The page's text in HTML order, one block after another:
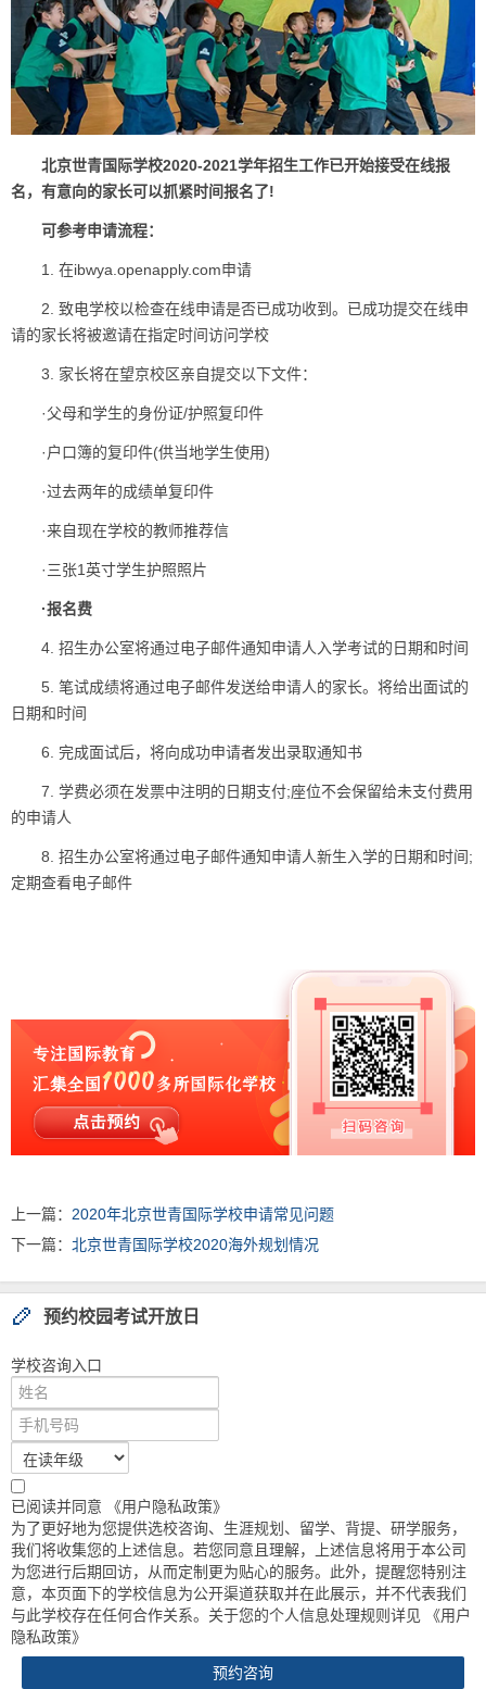
北京世青国际学校2020-2021学年招生工作已开始接受在线报
名，有意向的家长可以抓紧时间报名了!
可参考申请流程：
1. 在ibwya.openapply.com申请
2. 致电学校以检查在线申请是否已成功收到。已成功提交在线申
请的家长将被邀请在指定时间访问学校
3. 家长将在望京校区亲自提交以下文件：
·父母和学生的身份证/护照复印件
·户口簿的复印件(供当地学生使用)
·过去两年的成绩单复印件
·来自现在学校的教师推荐信
·三张1英寸学生护照照片
·报名费
4. 招生办公室将通过电子邮件通知申请人入学考试的日期和时间
5. 笔试成绩将通过电子邮件发送给申请人的家长。将给出面试的
日期和时间
6. 完成面试后，将向成功申请者发出录取通知书
7. 学费必须在发票中注明的日期支付;座位不会保留给未支付费用
的申请人
8. 招生办公室将通过电子邮件通知申请人新生入学的日期和时间;
定期查看电子邮件
上一篇： 2020年北京世青国际学校申请常见问题
下一篇： 北京世青国际学校2020海外规划情况
预约校园考试开放日
学校咨询入口
已阅读并同意
《用户隐私政策》
为了更好地为您提供选校咨询、生涯规划、留学、背提、研学服务，
我们将收集您的上述信息。若您同意且理解，上述信息将用于本公司
为您进行后期回访，从而定制更为贴心的服务。此外，提醒您特别注
意，本页面下的学校信息为公开渠道获取并在此展示，并不代表我们
与此学校存在任何合作关系。关于您的个人信息处理规则详见
《用户
隐私政策》
预约咨询
×